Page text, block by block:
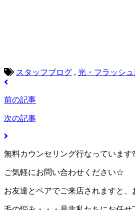
スタッフブログ , 光・フラッシ
前の記事
次の記事
無料カウンセリング行なっています
ご気軽にお問い合わせください☆
お友達とペアでご来店されますと